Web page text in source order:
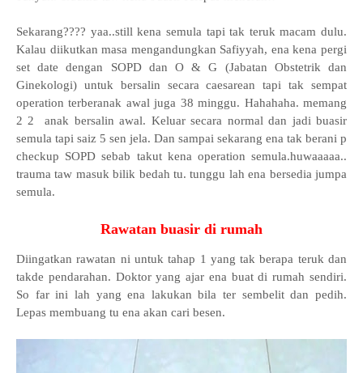
Sekarang???? yaa..still kena semula tapi tak teruk macam dulu.
Kalau diikutkan masa mengandungkan Safiyyah, ena kena pergi
set date dengan SOPD dan O & G (Jabatan Obstetrik dan
Ginekologi) untuk bersalin secara caesarean tapi tak sempat
operation terberanak awal juga 38 minggu. Hahahaha. memang
2 2 anak bersalin awal. Keluar secara normal dan jadi buasir
semula tapi saiz 5 sen jela. Dan sampai sekarang ena tak berani p
checkup SOPD sebab takut kena operation semula.huwaaaaa..
trauma taw masuk bilik bedah tu. tunggu lah ena bersedia jumpa
semula.
Rawatan buasir di rumah
Diingatkan rawatan ni untuk tahap 1 yang tak berapa teruk dan
takde pendarahan. Doktor yang ajar ena buat di rumah sendiri.
So far ini lah yang ena lakukan bila ter sembelit dan pedih.
Lepas membuang tu ena akan cari besen.